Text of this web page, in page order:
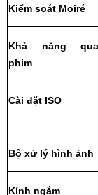
Kiểm soát Moiré
Khả năng
phim
Cài đặt ISO
Bộ xử lý hình ảnh
Kính ngắm